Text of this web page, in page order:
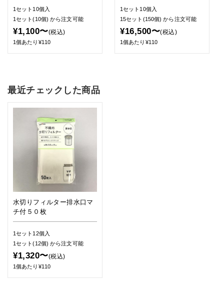
1セット10個入
1セット(10個)から注文可能
¥1,100〜(税込)
1個あたり¥110
1セット10個入
15セット(150個)から注文可能
¥16,500〜(税込)
1個あたり¥110
最近チェックした商品
水切りフィルター排水口マ
チ付５０枚
1セット12個入
1セット(12個)から注文可能
¥1,320〜(税込)
1個あたり¥110